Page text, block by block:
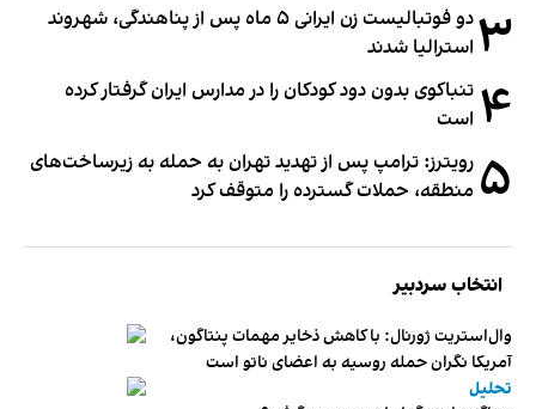
۳
دو فوتبالیست زن ایرانی ۵ ماه پس از پناهندگی، شهروند
استرالیا شدند
۴ تنباکوی بدون دود کودکان را در مدارس ایران گرفتار کرده
است
۵ رویترز: ترامپ پس از تهدید تهران به حمله به زیرساخت‌های
منطقه، حملات گسترده را متوقف کرد
انتخاب سردبیر
وال‌استریت ژورنال: با کاهش ذخایر مهمات پنتاگون،
آمریکا نگران حمله روسیه به اعضای ناتو‌ است
تحلیل